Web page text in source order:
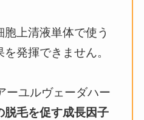
上清液単体で使う
発揮できません。
ーユルヴェーダハー
脱毛を促す成長因子